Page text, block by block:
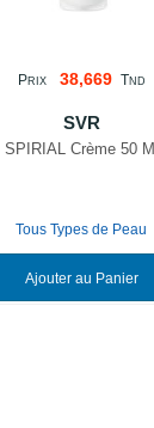
PRIX 38,669 TND
SVR
SPIRIAL Crème 50 Ml
Tous Types de Peau
Ajouter au Panier